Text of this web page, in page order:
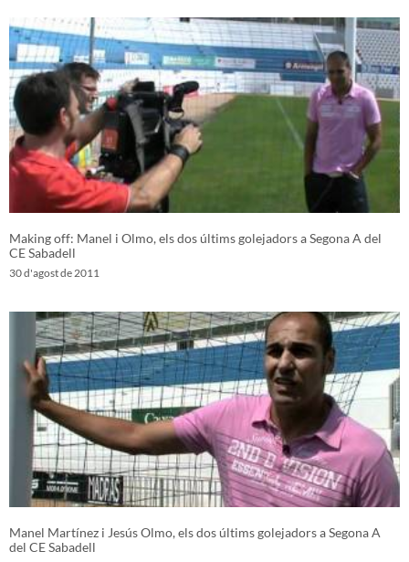
Making off: Manel i Olmo, els dos últims golejadors a Segona A del
CE Sabadell
30 d'agost de 2011
Manel Martínez i Jesús Olmo, els dos últims golejadors a Segona A
del CE Sabadell